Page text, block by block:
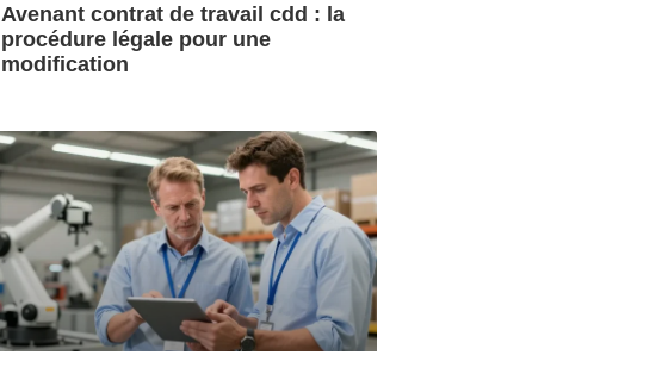
Avenant contrat de travail cdd : la
procédure légale pour une
modification